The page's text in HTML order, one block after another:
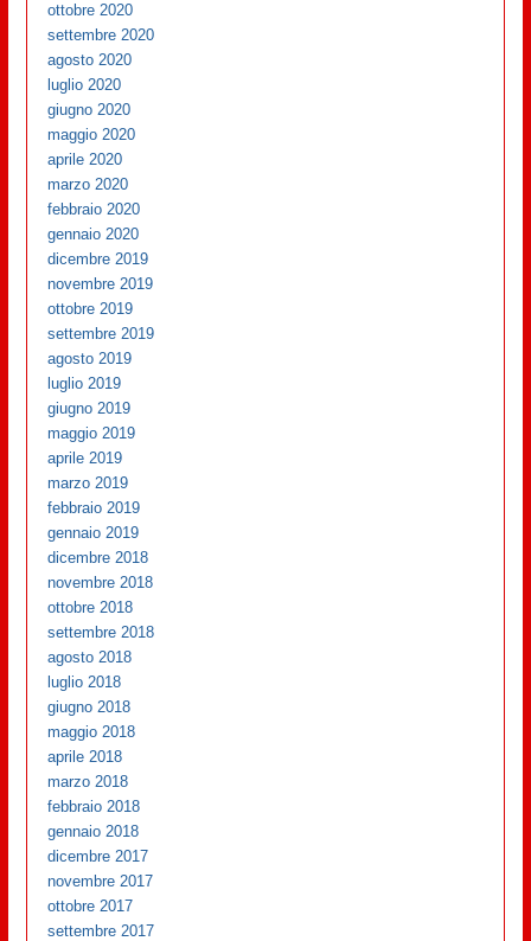
ottobre 2020
settembre 2020
agosto 2020
luglio 2020
giugno 2020
maggio 2020
aprile 2020
marzo 2020
febbraio 2020
gennaio 2020
dicembre 2019
novembre 2019
ottobre 2019
settembre 2019
agosto 2019
luglio 2019
giugno 2019
maggio 2019
aprile 2019
marzo 2019
febbraio 2019
gennaio 2019
dicembre 2018
novembre 2018
ottobre 2018
settembre 2018
agosto 2018
luglio 2018
giugno 2018
maggio 2018
aprile 2018
marzo 2018
febbraio 2018
gennaio 2018
dicembre 2017
novembre 2017
ottobre 2017
settembre 2017